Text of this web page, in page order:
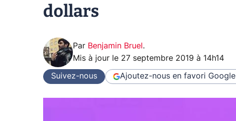
dollars
Par Benjamin Bruel.
Mis à jour le 27 septembre 2019 à 14h14
Suivez-nous Ajoutez-nous en favori Google